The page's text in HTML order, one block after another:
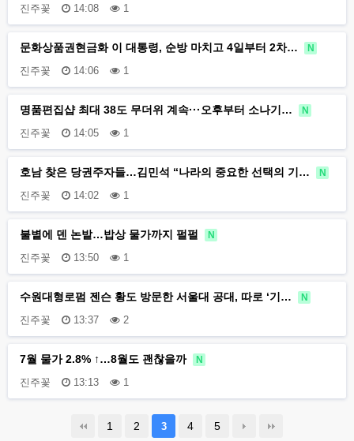
진주꽃 14:08 1
문화상품권현금화 이 대통령, 순방 마치고 4일부터 2차… N
진주꽃 14:06 1
명품편집샵 최대 38도 무더위 계속···오후부터 소나기… N
진주꽃 14:05 1
호남 찾은 당권주자들…김민석 “나라의 중요한 선택의 기… N
진주꽃 14:02 1
불볕에 덴 논밭…밥상 물가까지 펄펄 N
진주꽃 13:50 1
수원대형로펌 젠슨 황도 방문한 서울대 공대, 따로 ‘기… N
진주꽃 13:37 2
7월 물가 2.8% ↑…8월도 괜찮을까 N
진주꽃 13:13 1
1 2 3 4 5